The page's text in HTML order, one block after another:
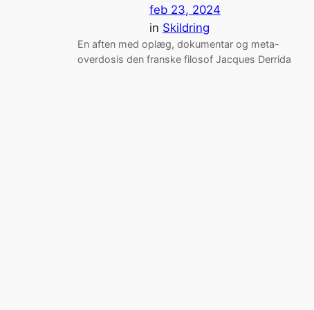
feb 23, 2024
in Skildring
En aften med oplæg, dokumentar og meta-
overdosis den franske filosof Jacques Derrida